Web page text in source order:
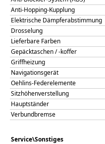
Anti-Hopping-Kupplung
Elektrische Dämpferabstimmung
Drosselung
Lieferbare Farben
Gepäcktaschen / -koffer
Griffheizung
Navigationsgerät
Oehlins-Federelemente
Sitzhöhenverstellung
Hauptständer
Verbundbremse
Service\Sonstiges